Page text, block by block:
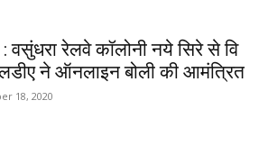
रेलवे कॉलोनी नये सिरे से वि​
ने ऑनलाइन बोली की आमंत्रित
18, 2020